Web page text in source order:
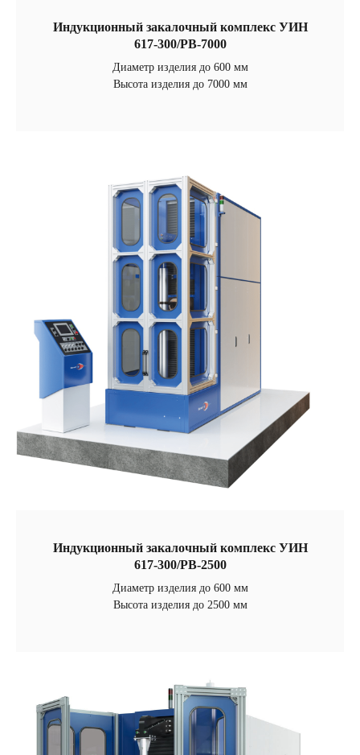
Индукционный закалочный комплекс УИН
617-300/РВ-7000
Диаметр изделия до 600 мм
Высота изделия до 7000 мм
Индукционный закалочный комплекс УИН
617-300/РВ-2500
Диаметр изделия до 600 мм
Высота изделия до 2500 мм